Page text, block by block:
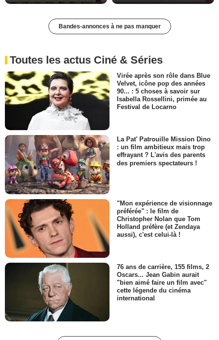
Bandes-annonces à ne pas manquer
Toutes les actus Ciné & Séries
Virée après son rôle dans Blue
Velvet, icône pop des années
90... : 5 choses à savoir sur
Isabella Rossellini, primée au
Festival de Locarno
La Pat' Patrouille Mission Dino
: un film ambitieux mais trop
effrayant ? L'avis des parents
des premiers spectateurs !
"Mon expérience de visionnage
préférée" : le film de
Christopher Nolan que Tom
Holland préfère (et Zendaya
aussi), c'est celui-là !
76 ans de carrière, 155 films, 2
Oscars... Jean Gabin aurait
"bien aimé faire un film avec"
cette légende du cinéma
international